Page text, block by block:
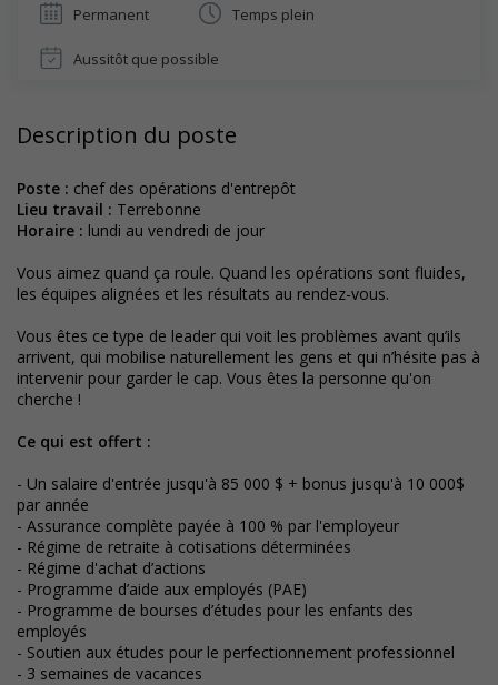
Permanent Temps plein
Aussitôt que possible
Description du poste
Poste : chef des opérations d'entrepôt
Lieu travail : Terrebonne
Horaire : lundi au vendredi de jour
Vous aimez quand ça roule. Quand les opérations sont fluides,
les équipes alignées et les résultats au rendez-vous.
Vous êtes ce type de leader qui voit les problèmes avant qu’ils
arrivent, qui mobilise naturellement les gens et qui n’hésite pas à
intervenir pour garder le cap. Vous êtes la personne qu'on
cherche !
Ce qui est offert :
- Un salaire d'entrée jusqu'à 85 000 $ + bonus jusqu'à 10 000$
par année
- Assurance complète payée à 100 % par l'employeur
- Régime de retraite à cotisations déterminées
- Régime d'achat d’actions
- Programme d’aide aux employés (PAE)
- Programme de bourses d’études pour les enfants des
employés
- Soutien aux études pour le perfectionnement professionnel
- 3 semaines de vacances